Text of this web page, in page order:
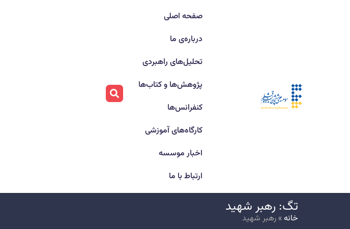
صفحه اصلی
درباره‌ی ما
تحلیل‌های راهبردی
پژوهش‌ها و کتاب‌ها
کنفرانس‌ها
کارگاه‌های آموزشی
اخبار موسسه
ارتباط با ما
تگ: رهبر شهید
خانه » رهبر شهید